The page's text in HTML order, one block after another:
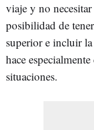
viaje y no
posibilidad de tener
superior e incluir la
hace
situaciones.